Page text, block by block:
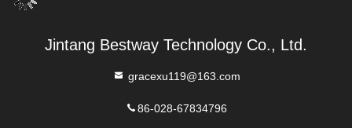
Jintang Bestway Technology Co., Ltd.
gracexu119@163.com
86-028-67834796